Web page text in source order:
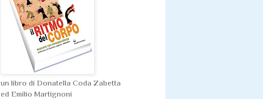
un libro di Donatella Coda Zabetta
ed Emilio Martignoni